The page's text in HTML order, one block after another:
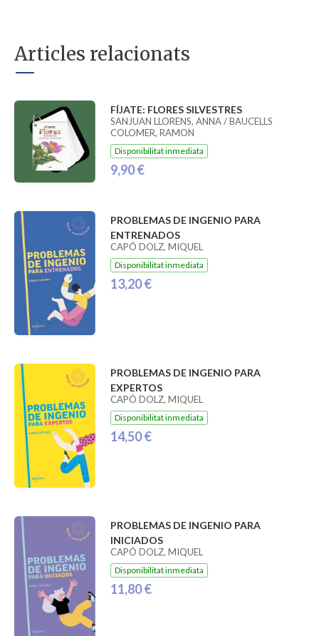
Articles relacionats
FÍJATE: FLORES SILVESTRES
SANJUAN LLORENS, ANNA / BAUCELLS
COLOMER, RAMON
Disponibilitat inmediata
9,90 €
PROBLEMAS DE INGENIO PARA
ENTRENADOS
CAPÓ DOLZ, MIQUEL
Disponibilitat inmediata
13,20 €
PROBLEMAS DE INGENIO PARA
EXPERTOS
CAPÓ DOLZ, MIQUEL
Disponibilitat inmediata
14,50 €
PROBLEMAS DE INGENIO PARA
INICIADOS
CAPÓ DOLZ, MIQUEL
Disponibilitat inmediata
11,80 €